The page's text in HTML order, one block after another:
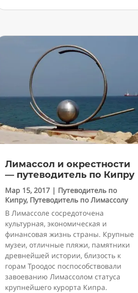
Лимассол и окрестности
— путеводитель по Кипру
Мар 15, 2017 | Путеводитель по
Кипру, Путеводитель по Лимассолу
В Лимассоле сосредоточена
культурная, экономическая и
финансовая жизнь страны. Крупные
музеи, отличные пляжи, памятники
древнейшей истории, близость к
горам Троодос поспособствовали
завоеванию Лимассолом статуса
крупнейшего курорта Кипра.